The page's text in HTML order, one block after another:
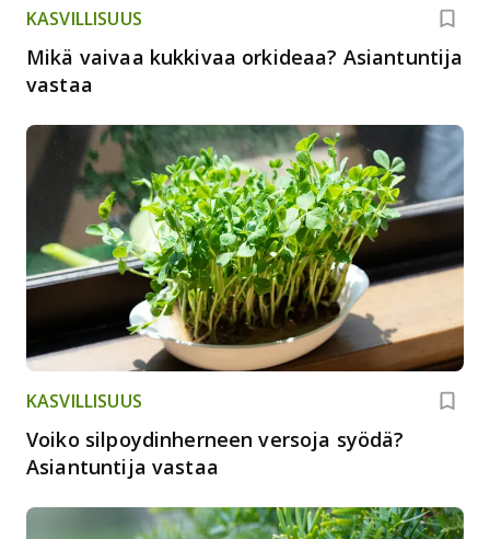
KASVILLISUUS
Mikä vaivaa kukkivaa orkideaa? Asiantuntija
vastaa
KASVILLISUUS
Voiko silpoydinherneen versoja syödä?
Asiantuntija vastaa